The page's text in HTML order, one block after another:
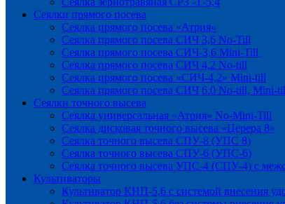
Сеялки прямого посева
Сеялка прямого посева «Атрия»
Сеялка прямого посева СИЧ 3,6 No-Till
Сеялка прямого посева СИЧ-3,6 Mini-Till
Сеялка прямого посева СИЧ 4,2 No-till
Сеялка прямого посева «СИЧ-4,2» Mini-till
Сеялка прямого посева СИЧ 6.0 No-till, Mini-
Сеялки точного высева
Сеялка универсальная «Атрия» No-Mini-Till
Сеялка дисковая точного высева «Церера 8»
Сеялка точного высева СПУ-8 (УПС 8)
Сеялка точного высева СПУ-6 (УПС-6)
Сеялка точного высева УПС-4 (СПУ-4) с
Культиваторы
Культиватор КНП-5,6 с системой внесения